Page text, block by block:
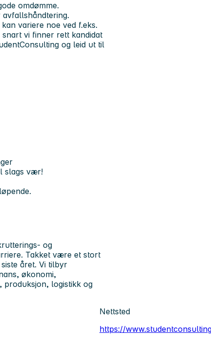
omdømme.
variere noe ved f.eks.
vi finner rett kandidat
og leid ut til
slags vær!
og
Takket være et stort
året. Vi tilbyr
økonomi,
produksjon, logistikk og
Nettsted
https://